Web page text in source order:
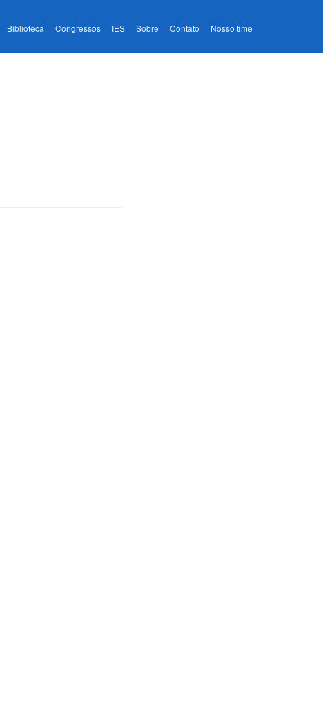
Biblioteca Congressos IES Sobre Contato Nosso time